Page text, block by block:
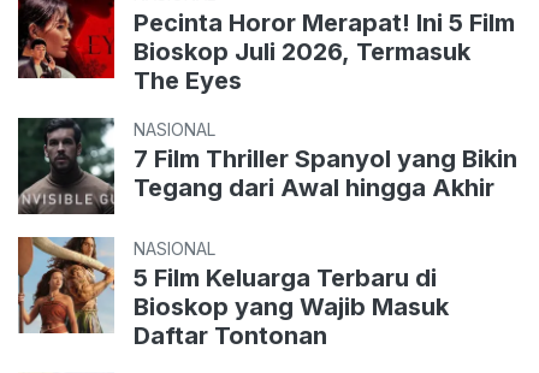
Pecinta Horor Merapat! Ini 5 Film
Bioskop Juli 2026, Termasuk
The Eyes
NASIONAL
7 Film Thriller Spanyol yang Bikin
Tegang dari Awal hingga Akhir
NASIONAL
5 Film Keluarga Terbaru di
Bioskop yang Wajib Masuk
Daftar Tontonan